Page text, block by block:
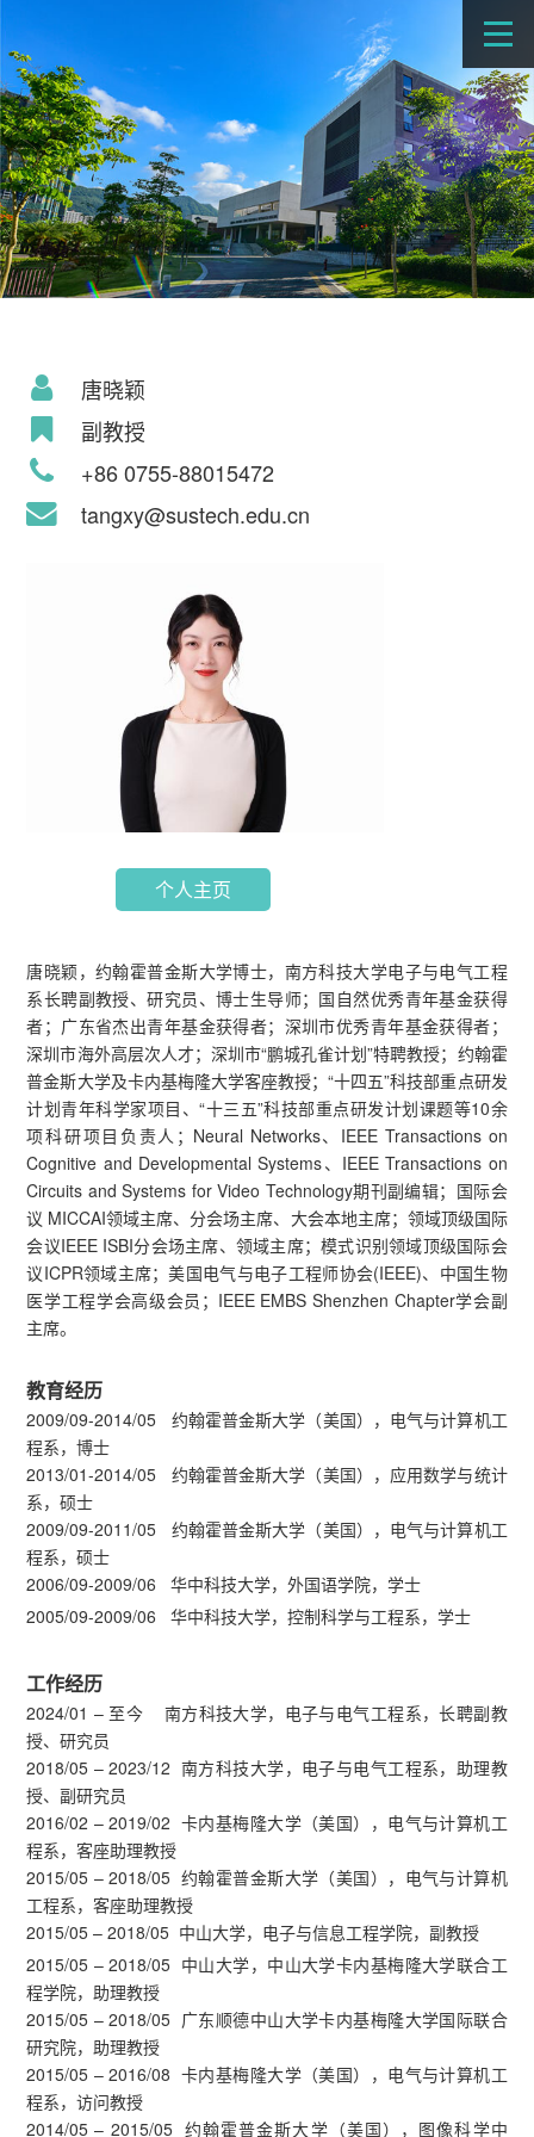
唐晓颖
副教授
+86 0755-88015472
tangxy@sustech.edu.cn
个人主页
唐晓颖，约翰霍普金斯大学博士，南方科技大学电子与电气工程
系长聘副教授、研究员、博士生导师；国自然优秀青年基金获得
者；广东省杰出青年基金获得者；深圳市优秀青年基金获得者；
深圳市海外高层次人才；深圳市“鹏城孔雀计划”特聘教授；约翰霍
普金斯大学及卡内基梅隆大学客座教授；“十四五”科技部重点研发
计划青年科学家项目、“十三五”科技部重点研发计划课题等10余
项科研项目负责人；Neural Networks、IEEE Transactions on
Cognitive and Developmental Systems、IEEE Transactions on
Circuits and Systems for Video Technology期刊副编辑；国际会
议 MICCAI领域主席、分会场主席、大会本地主席；领域顶级国际
会议IEEE ISBI分会场主席、领域主席；模式识别领域顶级国际会
议ICPR领域主席；美国电气与电子工程师协会(IEEE)、中国生物
医学工程学会高级会员；IEEE EMBS Shenzhen Chapter学会副
主席。
教育经历
2009/09-2014/05 约翰霍普金斯大学（美国），电气与计算机工
程系，博士
2013/01-2014/05 约翰霍普金斯大学（美国），应用数学与统计
系，硕士
2009/09-2011/05 约翰霍普金斯大学（美国），电气与计算机工
程系，硕士
2006/09-2009/06 华中科技大学，外国语学院，学士
2005/09-2009/06 华中科技大学，控制科学与工程系，学士
工作经历
2024/01 – 至今 南方科技大学，电子与电气工程系，长聘副教
授、研究员
2018/05 – 2023/12 南方科技大学，电子与电气工程系，助理教
授、副研究员
2016/02 – 2019/02 卡内基梅隆大学（美国），电气与计算机工
程系，客座助理教授
2015/05 – 2018/05 约翰霍普金斯大学（美国），电气与计算机
工程系，客座助理教授
2015/05 – 2018/05 中山大学，电子与信息工程学院，副教授
2015/05 – 2018/05 中山大学，中山大学卡内基梅隆大学联合工
程学院，助理教授
2015/05 – 2018/05 广东顺德中山大学卡内基梅隆大学国际联合
研究院，助理教授
2015/05 – 2016/08 卡内基梅隆大学（美国），电气与计算机工
程系，访问教授
2014/05 – 2015/05 约翰霍普金斯大学（美国），图像科学中